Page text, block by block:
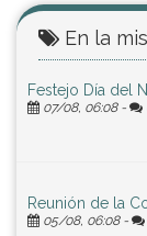
En la
Festejo Día del
07/08, 06:08 -
Reunión de la
05/08, 06:08 -